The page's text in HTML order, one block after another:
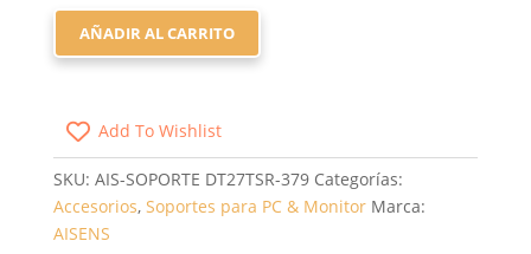
SOPORTE
MONITORES
Y
TV
AISENS
AÑADIR AL CARRITO
Add To Wishlist
SKU: AIS-SOPORTE DT27TSR-379 Categorías:
Accesorios, Soportes para PC & Monitor Marca:
AISENS